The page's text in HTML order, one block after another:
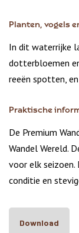
Planten, vogels
In dit waterrijke
dotterbloemen
reeën spotten,
Praktische
De Premium
Wandel Wereld.
voor elk seizoen.
conditie en
Download